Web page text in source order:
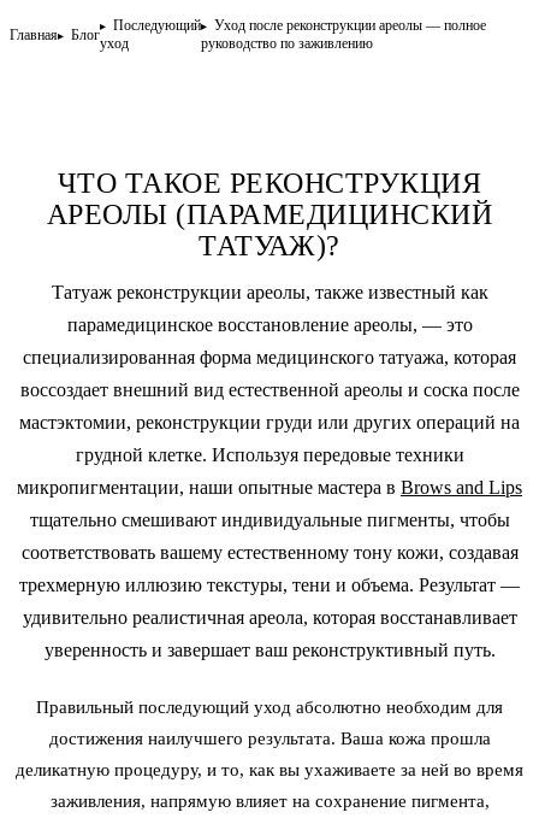
Главная Блог
Последующий
уход
Уход после реконструкции ареолы — полное
руководство по заживлению
ЧТО ТАКОЕ РЕКОНСТРУКЦИЯ
АРЕОЛЫ (ПАРАМЕДИЦИНСКИЙ
ТАТУАЖ)?
Татуаж реконструкции ареолы, также известный как
парамедицинское восстановление ареолы, — это
специализированная форма медицинского татуажа, которая
воссоздает внешний вид естественной ареолы и соска после
мастэктомии, реконструкции груди или других операций на
грудной клетке. Используя передовые техники
микропигментации, наши опытные мастера в Brows and Lips
тщательно смешивают индивидуальные пигменты, чтобы
соответствовать вашему естественному тону кожи, создавая
трехмерную иллюзию текстуры, тени и объема. Результат —
удивительно реалистичная ареола, которая восстанавливает
уверенность и завершает ваш реконструктивный путь.
Правильный последующий уход абсолютно необходим для
достижения наилучшего результата. Ваша кожа прошла
деликатную процедуру, и то, как вы ухаживаете за ней во время
заживления, напрямую влияет на сохранение пигмента,